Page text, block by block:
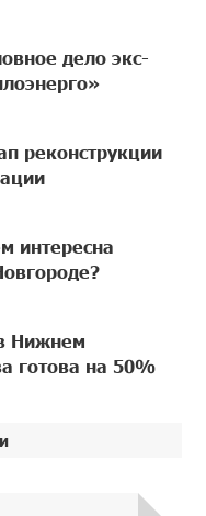
дело экс-
реконструкции
интересна
Нижнем
готова на 50%